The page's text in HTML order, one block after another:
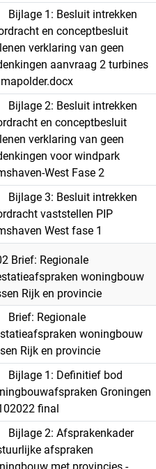
Bijlage 1: Besluit intrekken
en conceptbesluit
verklaring van geen
aanvraag 2 turbines
Bijlage 2: Besluit intrekken
en conceptbesluit
verklaring van geen
voor windpark
West Fase 2
Bijlage 3: Besluit intrekken
vaststellen PIP
West fase 1
Brief: Regionale
woningbouw
Rijk en provincie
Brief: Regionale
woningbouw
Rijk en provincie
Bijlage 1: Definitief bod
Groningen
final
Bijlage 2: Afsprakenkader
afspraken